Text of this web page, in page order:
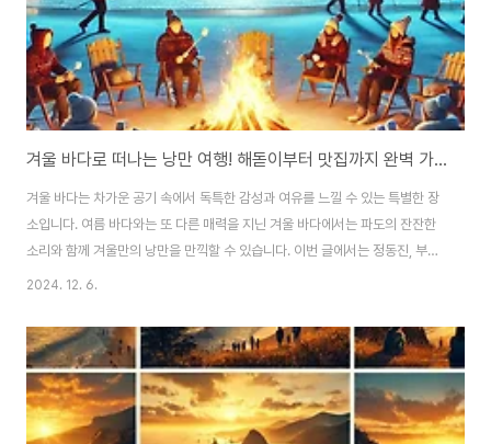
겨울 바다로 떠나는 낭만 여행! 해돋이부터 맛집까지 완벽 가이드🌊✨
겨울 바다는 차가운 공기 속에서 독특한 감성과 여유를 느낄 수 있는 특별한 장
소입니다. 여름 바다와는 또 다른 매력을 지닌 겨울 바다에서는 파도의 잔잔한
소리와 함께 겨울만의 낭만을 만끽할 수 있습니다. 이번 글에서는 정동진, 부산,
대천 등 대표적인 겨울 바다 여행지에서 해돋이, 산책로, 맛집, 특별한 체험까지
해돋이 후 아침 산책로와 감성 카페정동진 해돋이 명소와 즐길 거리정동진은
일출 명소로 손꼽히며, 태양이 수평선 위로 떠오르는 장관은 누구에게나 감동
을 선사합니다. 하지만 정동진의 매력은 해돋이에만 그치지 않습니다. 일출을
감상한 뒤에는 주변 산책로와 감성적인 공간들을 둘러보는 것도 좋습니다.정동
심곡 바다 부채길: ..
2024. 12. 6.